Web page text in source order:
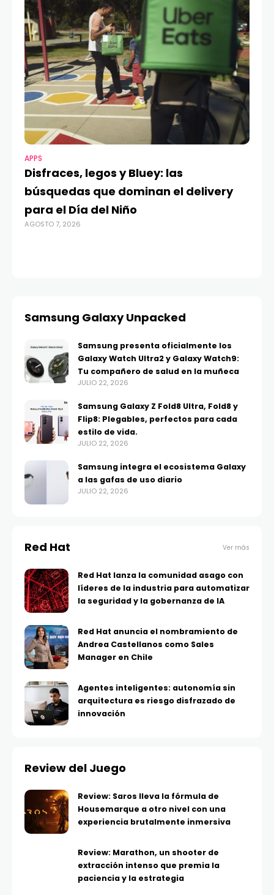
APPS
Disfraces, legos y Bluey: las
búsquedas que dominan el delivery
para el Día del Niño
AGOSTO 7, 2026
Samsung Galaxy Unpacked
Samsung presenta oficialmente los
Galaxy Watch Ultra2 y Galaxy Watch9:
Tu compañero de salud en la muñeca
JULIO 22, 2026
Samsung Galaxy Z Fold8 Ultra, Fold8 y
Flip8: Plegables, perfectos para cada
estilo de vida.
JULIO 22, 2026
Samsung integra el ecosistema Galaxy
a las gafas de uso diario
JULIO 22, 2026
Red Hat Ver más
Red Hat lanza la comunidad asago con
líderes de la industria para automatizar
la seguridad y la gobernanza de IA
Red Hat anuncia el nombramiento de
Andrea Castellanos como Sales
Manager en Chile
Agentes inteligentes: autonomía sin
arquitectura es riesgo disfrazado de
innovación
Review del Juego
Review: Saros lleva la fórmula de
Housemarque a otro nivel con una
experiencia brutalmente inmersiva
Review: Marathon, un shooter de
extracción intenso que premia la
paciencia y la estrategia